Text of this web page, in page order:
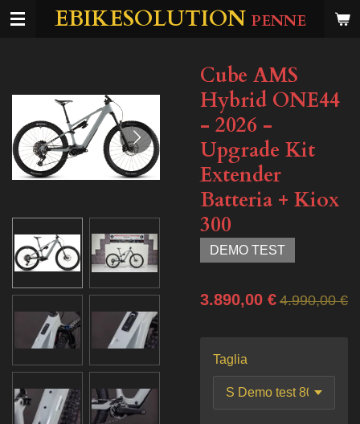
Vai
EBIKESOLUTION PENNE
Cube AMS
Hybrid ONE44
- 2026 -
Upgrade Kit
Extender
Batteria + Kiox
300
DEMO TEST
3.890,00 € 4.990,00 €
Taglia